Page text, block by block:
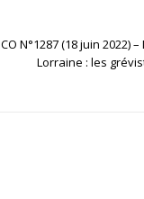
CO N°1287 (18 juin 2022)
Lorraine : les